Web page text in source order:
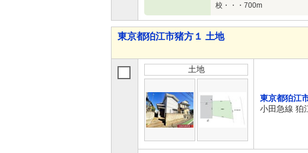
校・・・700m
東京都狛江市猪方１ 土地
土地
東京都狛江
小田急線 狛